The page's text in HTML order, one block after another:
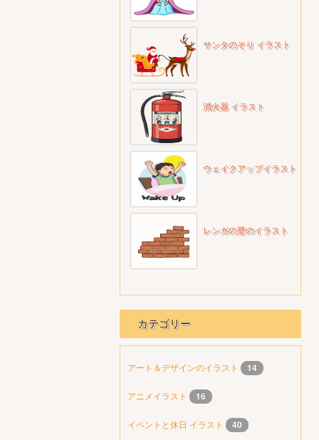
サンタのそり イラスト
消火器 イラスト
ウェイクアップイラスト
レンガの壁のイラスト
カテゴリー
アート＆デザインのイラスト 14
アニメイラスト 16
イベントと休日 イラスト 40